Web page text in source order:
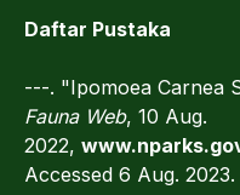
Daftar Pustaka
---. "Ipomoea Carnea
Fauna Web, 10 Aug.
2022,
Accessed 6 Aug. 2023.